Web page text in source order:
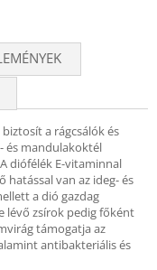
a rágcsálók és
és mandulakoktél
diófélék E-vitaminnal
hatással van az ideg- és
a dió gazdag
lévő zsírok pedig főként
támogatja az
antibakteriális és